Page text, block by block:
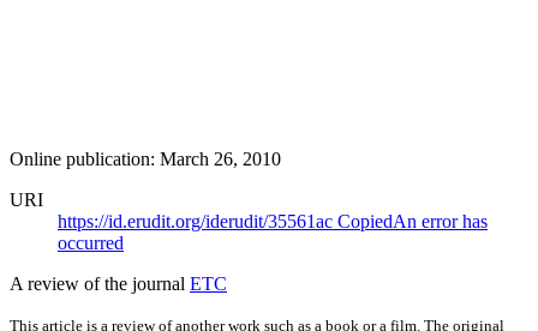
Online publication: March 26, 2010
URI
https://id.erudit.org/iderudit/35561ac CopiedAn error has
occurred
A review of the journal ETC
This article is a review of another work such as a book or a film. The original